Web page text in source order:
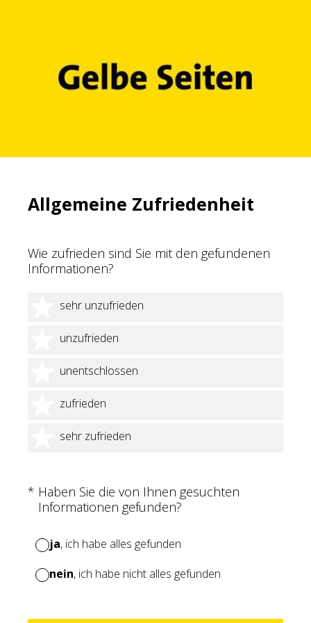
Allgemeine Zufriedenheit
Wie zufrieden sind Sie mit den gefundenen
Informationen?
sehr unzufrieden
1 Stern
unzufrieden
2 Sterne
unentschlossen
3 Sterne
zufrieden
4 Sterne
sehr zufrieden
5 Sterne
* Haben Sie die von Ihnen gesuchten
Informationen gefunden?
(Erforderlich.)
ja, ich habe alles gefunden
nein, ich habe nicht alles gefunden